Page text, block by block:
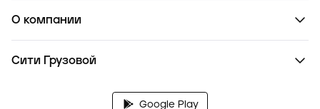
О компании
Сити Грузовой
Google Play